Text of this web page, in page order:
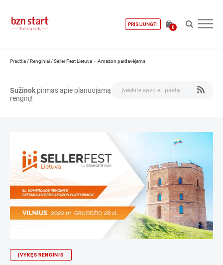
PRISIJUNGTI
0
Pradžia /Renginiai /Seller Fest Lietuva – Amazon pardavėjams
Sužinok pirmas apie planuojamą
renginį!
ĮVYKĘS RENGINIS